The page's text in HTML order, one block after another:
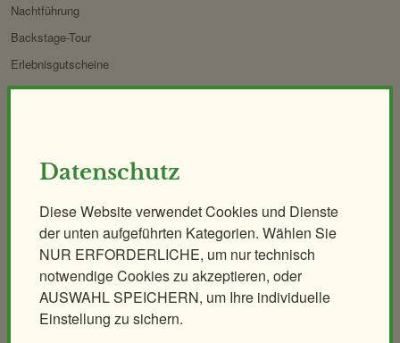
Datenschutz
Diese Website verwendet Cookies und Dienste
der unten aufgeführten Kategorien. Wählen Sie
NUR ERFORDERLICHE, um nur technisch
notwendige Cookies zu akzeptieren, oder
AUSWAHL SPEICHERN, um Ihre individuelle
Einstellung zu sichern.
Nachtführung
Backstage-Tour
Erlebnisgutscheine
Aqua-Forschungsstation
Birding im Zoo
Tiere & Kulinarik
Exklusives Morgenerlebnis
Polarnacht
Safari Dinner
Zoo für Kinder
Geburtstagspartys
Tierische Zooreise